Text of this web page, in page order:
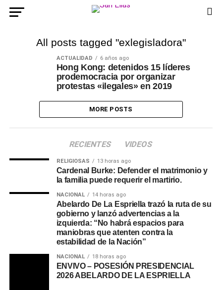
All posts tagged "exlegisladora"
ACTUALIDAD 6 años ago
Hong Kong: detenidos 15 líderes
prodemocracia por organizar
protestas «ilegales» en 2019
MORE POSTS
RECIENTES VIDEOS
RELIGIOSAS 13 horas ago
Cardenal Burke: Defender el matrimonio y
la familia puede requerir el martirio.
NACIONAL 14 horas ago
Abelardo De La Espriella trazó la ruta de su
gobierno y lanzó advertencias a la
izquierda: “No habrá espacios para
maniobras que atenten contra la
estabilidad de la Nación”
NACIONAL 18 horas ago
ENVIVO – POSESIÓN PRESIDENCIAL
2026 ABELARDO DE LA ESPRIELLA